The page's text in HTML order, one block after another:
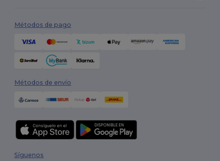
Métodos de pago
Métodos de envío
Síguenos